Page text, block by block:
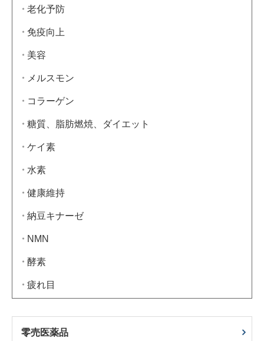
老化予防
免疫向上
美容
メルスモン
コラーゲン
糖質、脂肪燃焼、ダイエット
ケイ素
水素
健康維持
納豆キナーゼ
NMN
酵素
疲れ目
零売医薬品